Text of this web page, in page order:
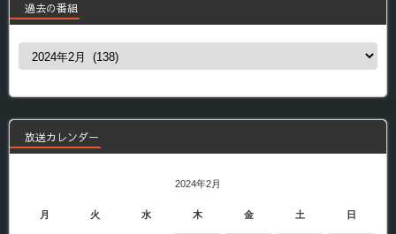
過去の番組
過
組
放送カレンダー
2024年2月
月 火 水 木 金 土 日